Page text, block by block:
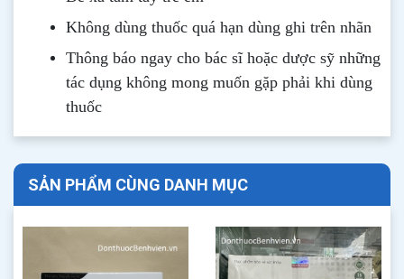
Không dùng thuốc quá hạn dùng ghi trên nhãn
Thông báo ngay cho bác sĩ hoặc dược sỹ những
tác dụng không mong muốn gặp phải khi dùng
thuốc
SẢN PHẨM CÙNG DANH MỤC